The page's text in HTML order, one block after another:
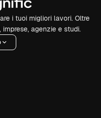
i tuoi migliori lavori. Oltre
agenzie e studi.